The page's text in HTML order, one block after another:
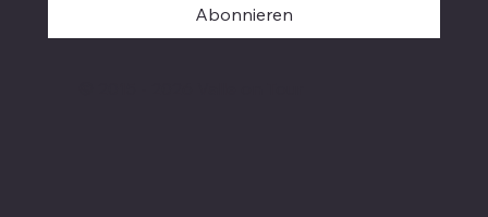
Abonnieren